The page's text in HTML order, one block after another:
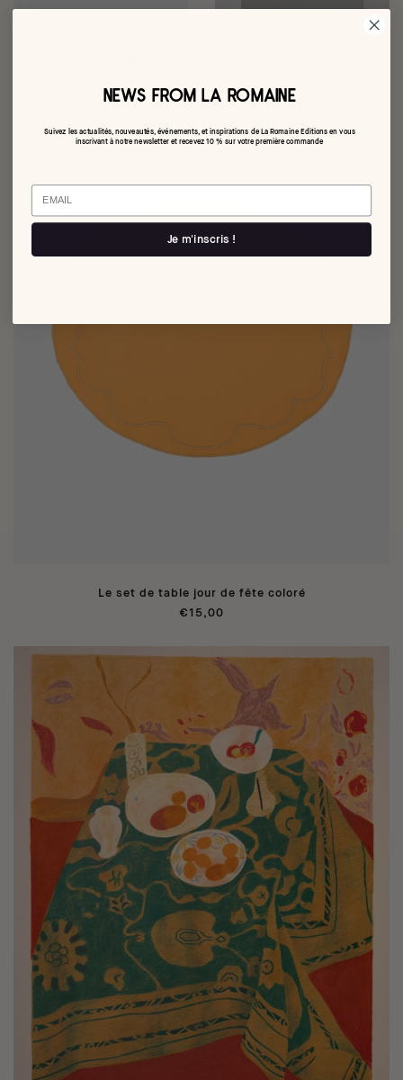
Le set de table jour de fête coloré
€15,00
NEWS FROM LA ROMAINE
Suivez les actualités, nouveautés, événements, et inspirations de La Romaine Editions en vous
inscrivant à notre newsletter et recevez 10 % sur votre première commande
Email
Je m'inscris !